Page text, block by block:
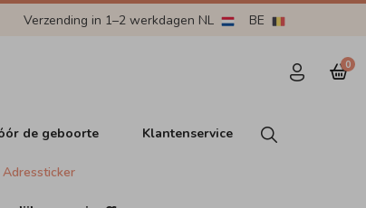
Verzending in 1–2 werkdagen NL BE
0
de geboorte Klantenservice
Adressticker